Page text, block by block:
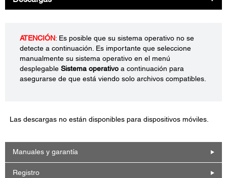
ATENCIÓN: Es posible que su sistema operativo no se
detecte a continuación. Es importante que seleccione
manualmente su sistema operativo en el menú
desplegable Sistema operativo a continuación para
asegurarse de que está viendo solo archivos compatibles.
Las descargas no están disponibles para dispositivos móviles.
Manuales y garantía
Registro